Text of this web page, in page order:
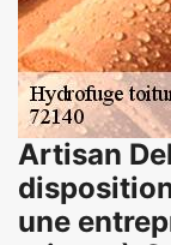
Artisan
une